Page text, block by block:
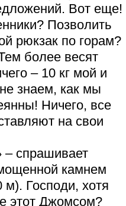
Вот еще!
Позволить
рюкзак по горам?
более весят
– 10 кг мой и
знаем, как мы
Ничего, все
на свои
– спрашивает
камнем
Господи, хотя
этот Джомсом?